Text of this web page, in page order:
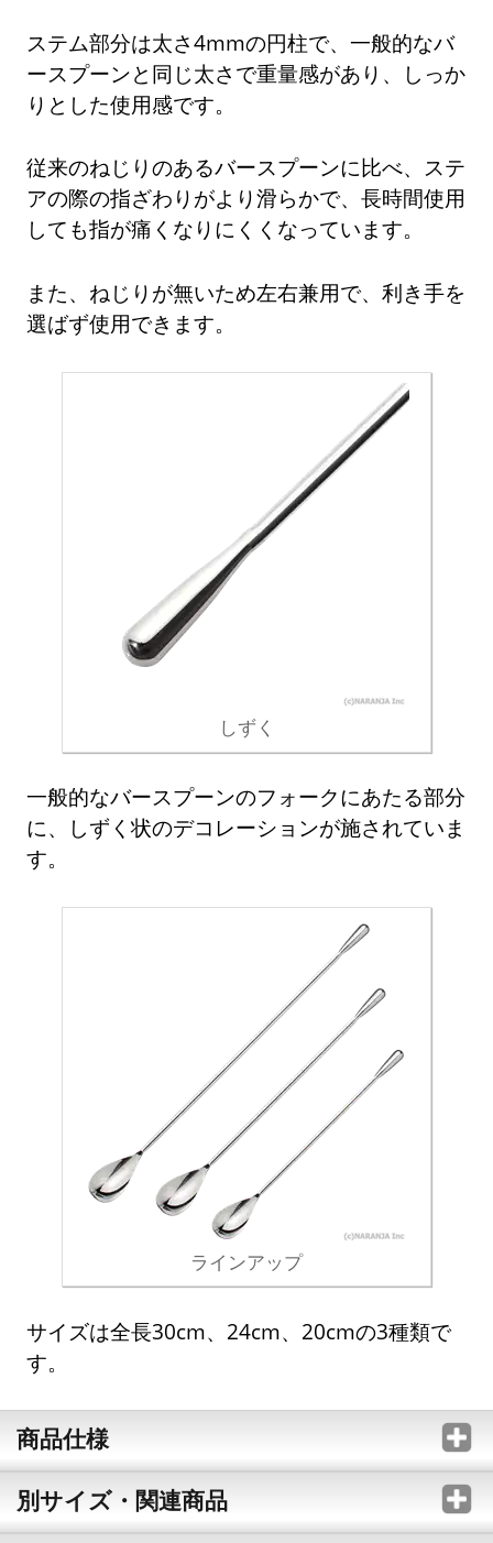
ステム部分は太さ4mmの円柱で、一般的なバ
ースプーンと同じ太さで重量感があり、しっか
りとした使用感です。
従来のねじりのあるバースプーンに比べ、ステ
アの際の指ざわりがより滑らかで、長時間使用
しても指が痛くなりにくくなっています。
また、ねじりが無いため左右兼用で、利き手を
選ばず使用できます。
しずく
一般的なバースプーンのフォークにあたる部分
に、しずく状のデコレーションが施されていま
す。
ラインアップ
サイズは全長30cm、24cm、20cmの3種類で
す。
商品仕様
別サイズ・関連商品